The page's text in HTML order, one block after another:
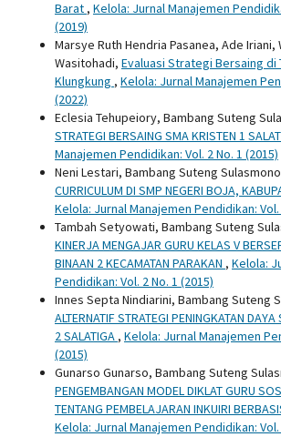
Barat , Kelola: Jurnal Manajemen
(2019)
Marsye Ruth Hendria Pasanea, Ade Iriani,
Wasitohadi, Evaluasi Strategi Bersaing di
Klungkung , Kelola: Jurnal Manajemen
(2022)
Eclesia Tehupeiory, Bambang Suteng
STRATEGI BERSAING SMA KRISTEN 1
Manajemen Pendidikan: Vol. 2 No. 1 (2015)
Neni Lestari, Bambang Suteng
CURRICULUM DI SMP NEGERI BOJA,
Kelola: Jurnal Manajemen Pendidikan: Vol.
Tambah Setyowati, Bambang Suteng
KINERJA MENGAJAR GURU KELAS V
BINAAN 2 KECAMATAN PARAKAN , Kelola:
Pendidikan: Vol. 2 No. 1 (2015)
Innes Septa Nindiarini, Bambang Suteng
ALTERNATIF STRATEGI PENINGKATAN
2 SALATIGA , Kelola: Jurnal Manajemen
(2015)
Gunarso Gunarso, Bambang Suteng
PENGEMBANGAN MODEL DIKLAT GURU
TENTANG PEMBELAJARAN INKUIRI
Kelola: Jurnal Manajemen Pendidikan: Vol.